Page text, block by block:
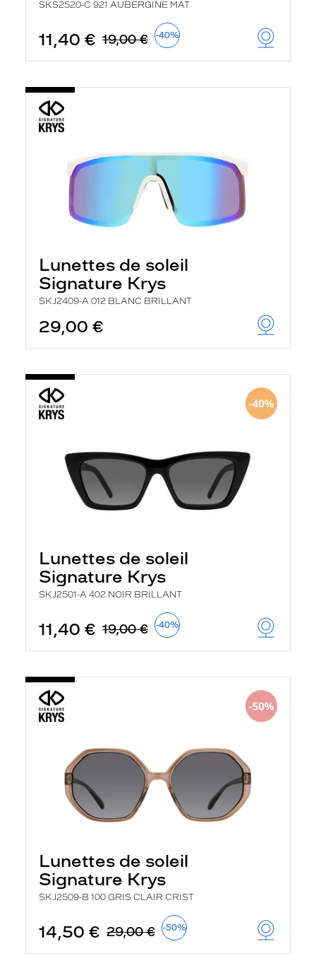
SKS2520-C 921 AUBERGINE MAT
11,40 € 19,00 € -40%
Lunettes de soleil
Signature Krys
SKJ2409-A 012 BLANC BRILLANT
29,00 €
Lunettes de soleil
Signature Krys
SKJ2501-A 402 NOIR BRILLANT
11,40 € 19,00 € -40%
Lunettes de soleil
Signature Krys
SKJ2509-B 100 GRIS CLAIR CRIST
14,50 € 29,00 € -50%